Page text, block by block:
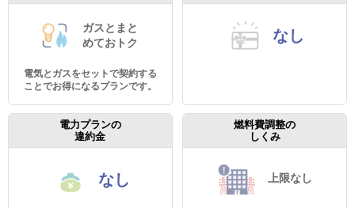
ガスとまと
めておトク
電気とガスをセットで契約する
ことでお得になるプランです。
なし
電力プランの
違約金
なし
燃料費調整の
しくみ
上限なし